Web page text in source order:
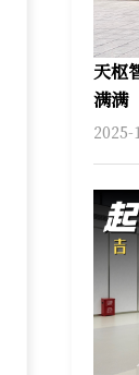
天枢
满满
2025-